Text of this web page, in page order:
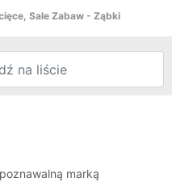
Sale Zabaw - Ząbki
marką